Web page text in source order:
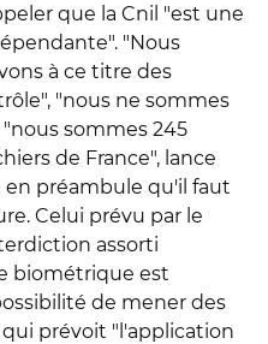
que la Cnil "est une
"Nous
à ce titre des
"nous ne sommes
"nous sommes 245
de France", lance
en préambule qu'il faut
Celui prévu par le
assorti
biométrique est
de mener des
prévoit "l'application